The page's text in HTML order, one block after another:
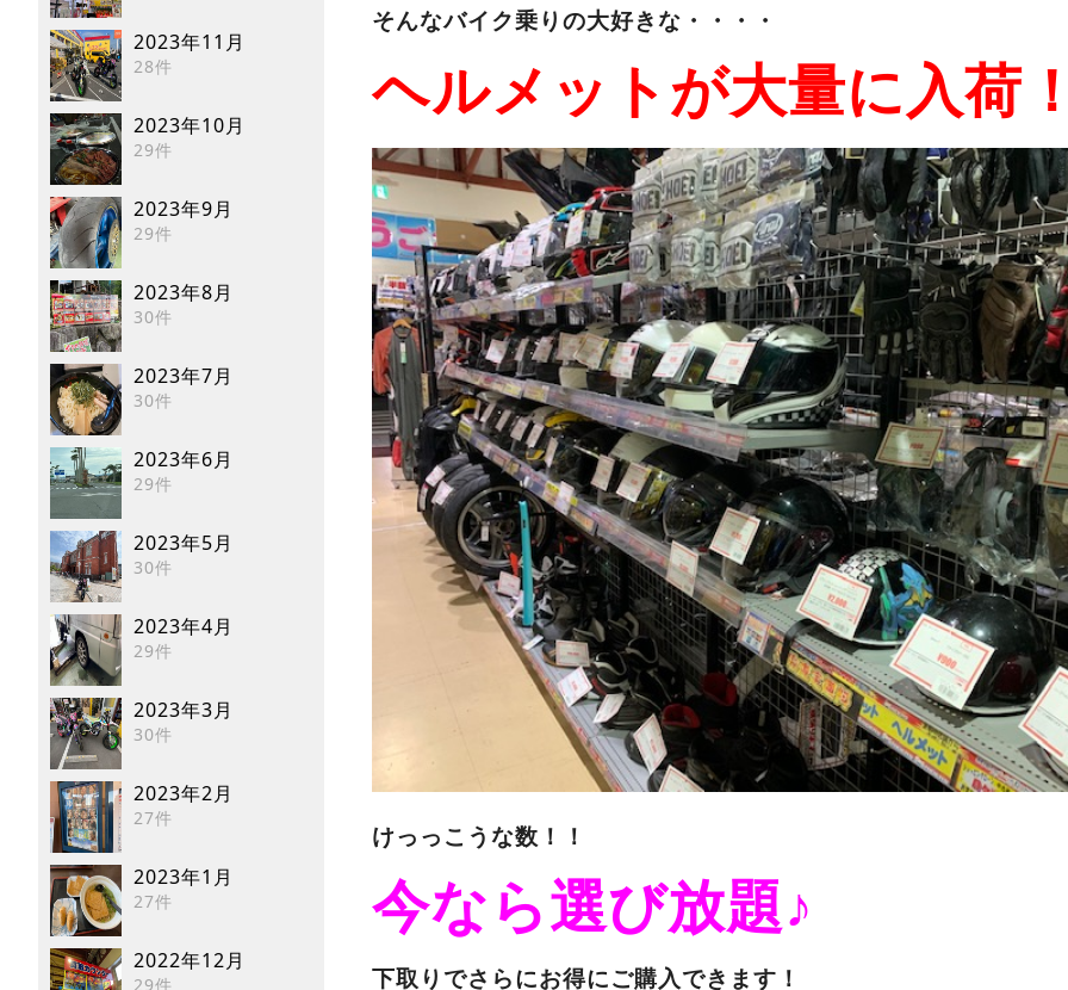
2023年11月
28件
2023年10月
29件
2023年9月
29件
2023年8月
30件
2023年7月
30件
2023年6月
29件
2023年5月
30件
2023年4月
29件
2023年3月
30件
2023年2月
27件
2023年1月
27件
2022年12月
29件
そんなバイク乗りの大好きな・・・・
ヘルメットが大量に入荷
けっっこうな数！！
今なら選び放題♪
下取りでさらにお得にご購入できます！